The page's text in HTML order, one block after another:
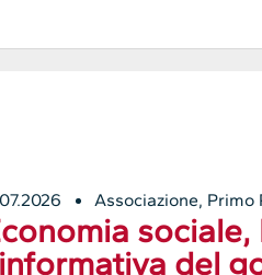
Associazione, Primo
del